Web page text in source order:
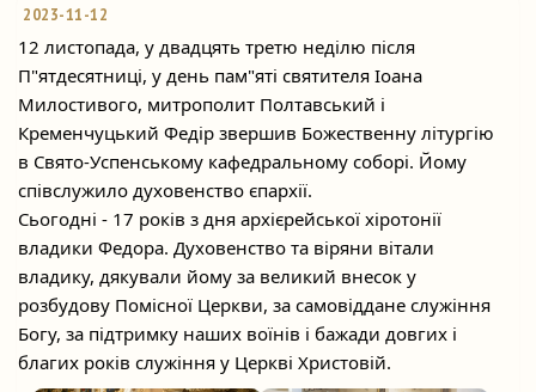
2023-11-12
12 листопада, у двадцять третю неділю після
П"ятдесятниці, у день пам"яті святителя Іоана
Милостивого, митрополит Полтавський і
Кременчуцький Федір звершив Божественну літургію
в Свято-Успенському кафедральному соборі. Йому
співслужило духовенство єпархії.
Сьогодні - 17 років з дня архієрейської хіротонії
владики Федора. Духовенство та віряни вітали
владику, дякували йому за великий внесок у
розбудову Помісної Церкви, за самовіддане служіння
Богу, за підтримку наших воїнів і бажади довгих і
благих років служіння у Церкві Христовій.